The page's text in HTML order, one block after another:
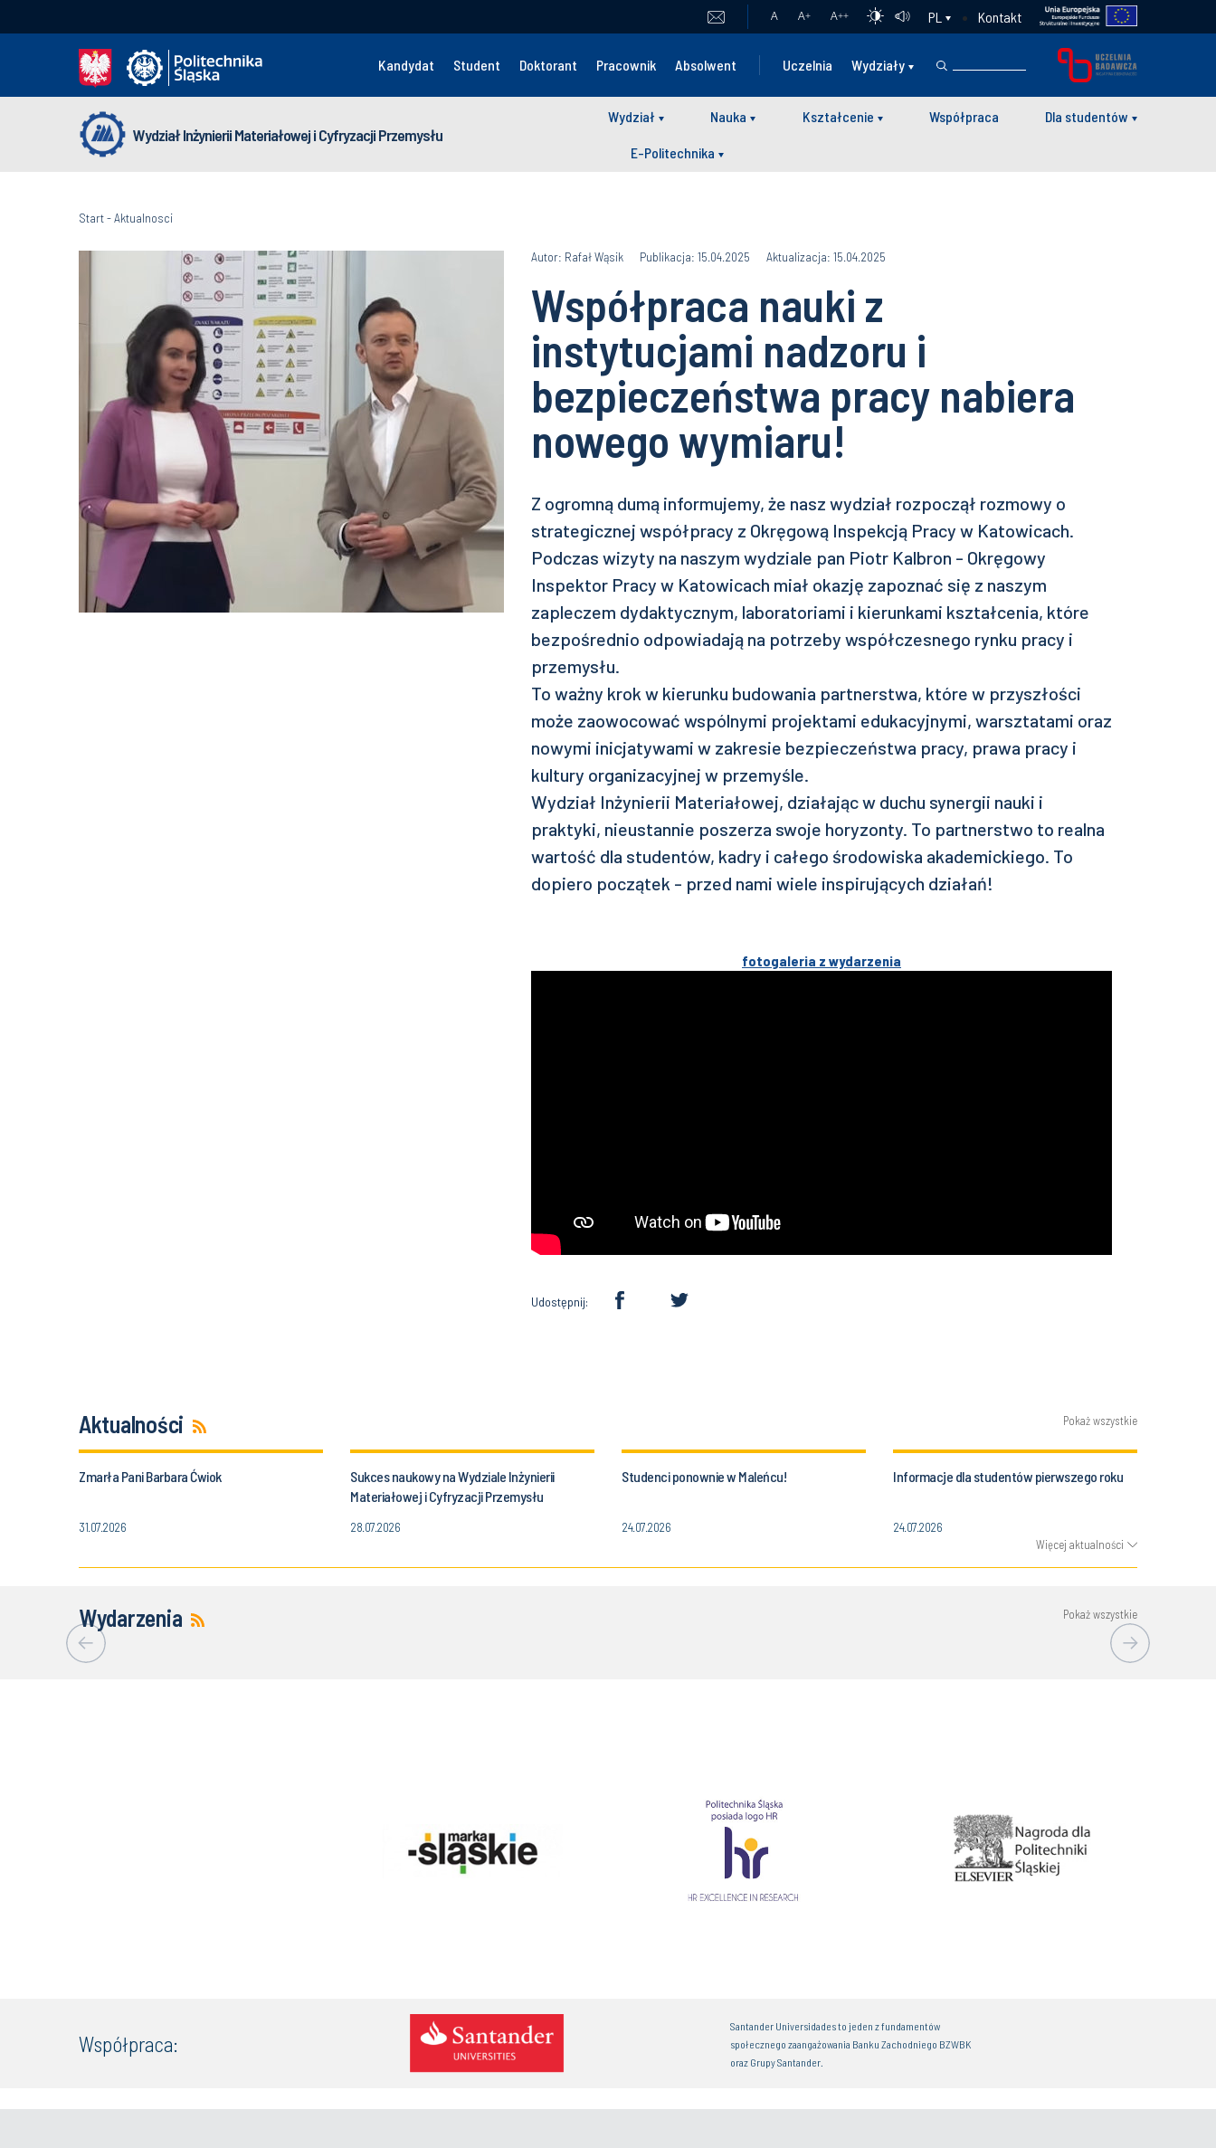
A A+ A++ PL Kontakt
Kandydat Student Doktorant Pracownik Absolwent Uczelnia Wydziały
Wydział Inżynierii Materiałowej i Cyfryzacji Przemysłu
Wydział Nauka Kształcenie Współpraca Dla studentów
E-Politechnika
Start-Aktualnosci
Autor: Rafał Wąsik Publikacja: 15.04.2025 Aktualizacja: 15.04.2025
Współpraca nauki z
instytucjami nadzoru i
bezpieczeństwa pracy nabiera
nowego wymiaru!
Z ogromną dumą informujemy, że nasz wydział rozpoczął rozmowy o
strategicznej współpracy z Okręgową Inspekcją Pracy w Katowicach.
Podczas wizyty na naszym wydziale pan Piotr Kalbron - Okręgowy
Inspektor Pracy w Katowicach miał okazję zapoznać się z naszym
zapleczem dydaktycznym, laboratoriami i kierunkami kształcenia, które
bezpośrednio odpowiadają na potrzeby współczesnego rynku pracy i
przemysłu.
To ważny krok w kierunku budowania partnerstwa, które w przyszłości
może zaowocować wspólnymi projektami edukacyjnymi, warsztatami oraz
nowymi inicjatywami w zakresie bezpieczeństwa pracy, prawa pracy i
kultury organizacyjnej w przemyśle.
Wydział Inżynierii Materiałowej, działając w duchu synergii nauki i
praktyki, nieustannie poszerza swoje horyzonty. To partnerstwo to realna
wartość dla studentów, kadry i całego środowiska akademickiego. To
dopiero początek - przed nami wiele inspirujących działań!
fotogaleria z wydarzenia
Udostępnij:
Aktualności Pokaż wszystkie
Zmarła Pani Barbara Ćwiok
31.07.2026
Sukces naukowy na Wydziale Inżynierii
Materiałowej i Cyfryzacji Przemysłu
28.07.2026
Studenci ponownie w Maleńcu!
24.07.2026
Informacje dla studentów pierwszego roku
24.07.2026
Więcej aktualności
Wydarzenia Pokaż wszystkie
Współpraca:
Santander Universidades to jeden z fundamentów
społecznego zaangażowania Banku Zachodniego BZWBK
oraz Grupy Santander.